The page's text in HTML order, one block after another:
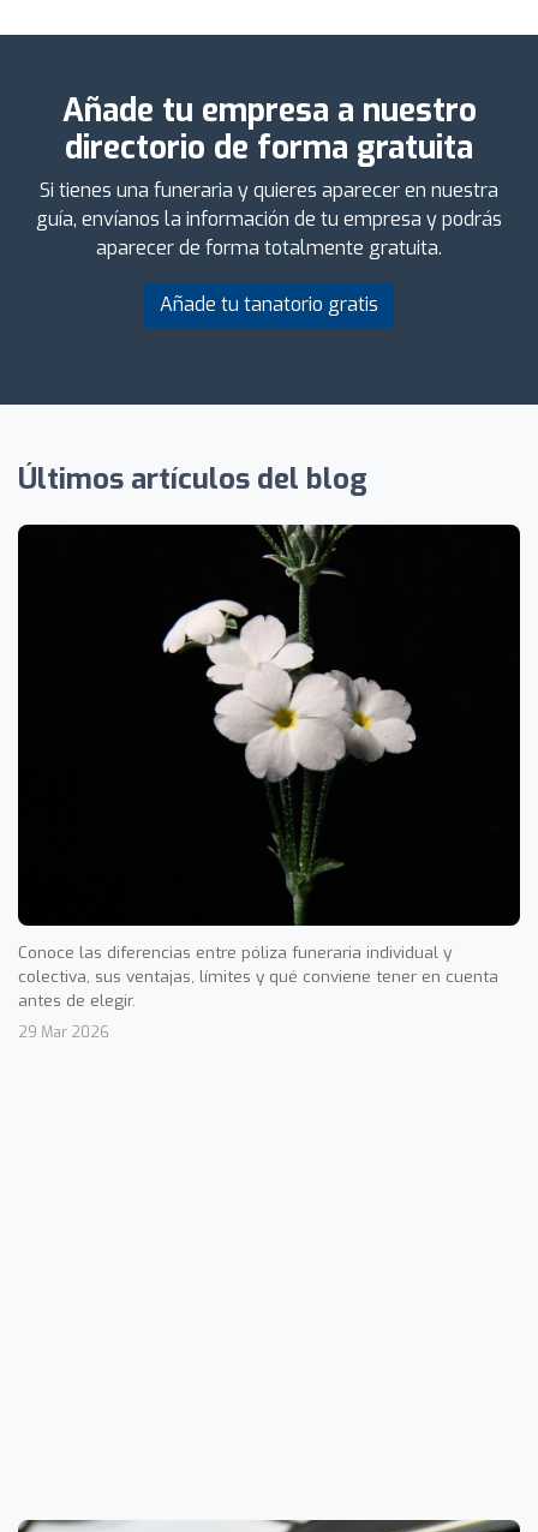
Añade tu empresa a nuestro
directorio de forma gratuita
Si tienes una funeraria y quieres aparecer en nuestra
guía, envíanos la información de tu empresa y podrás
aparecer de forma totalmente gratuita.
Añade tu tanatorio gratis
Últimos artículos del blog
Conoce las diferencias entre póliza funeraria individual y
colectiva, sus ventajas, límites y qué conviene tener en cuenta
antes de elegir.
29 Mar 2026